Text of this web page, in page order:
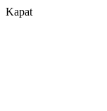
Kapat